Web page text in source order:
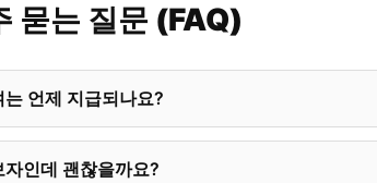
묻는 질문 (FAQ)
는 언제 지급되나요?
자인데 괜찮을까요?